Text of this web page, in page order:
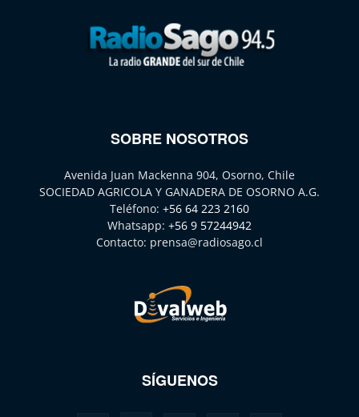
SOBRE NOSOTROS
Avenida Juan Mackenna 904, Osorno, Chile
SOCIEDAD AGRICOLA Y GANADERA DE OSORNO A.G.
Teléfono: +56 64 223 2160
Whatsapp: +56 9 57244942
Contacto: prensa@radiosago.cl
SÍGUENOS